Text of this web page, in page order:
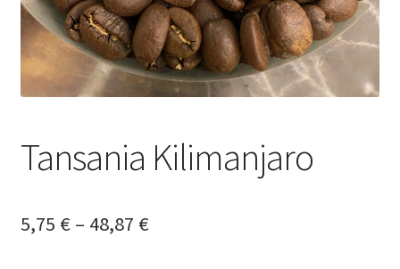
Tansania Kilimanjaro
5,75 € – 48,87 €Hintaluokka: